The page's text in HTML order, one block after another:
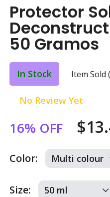
Protector
Deconstruct
50 Gramos
In Stock Item Sold
No Review Yet
16% OFF
Color:
Size: